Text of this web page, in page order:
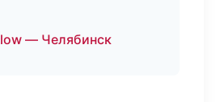
— Челябинск